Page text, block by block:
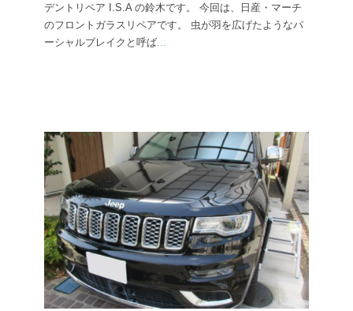
デントリペア I.S.A の鈴木です。 今回は、日産・マーチ
のフロントガラスリペアです。 虫が羽を広げたようなパ
ーシャルブレイクと呼ば...